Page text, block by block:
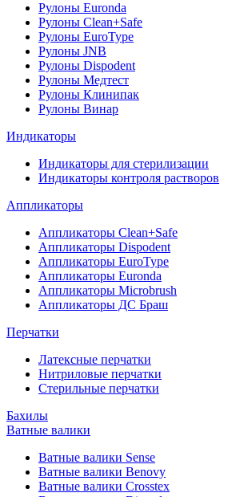
Рулоны Euronda
Рулоны Clean+Safe
Рулоны EuroType
Рулоны JNB
Рулоны Dispodent
Рулоны Медтест
Рулоны Клинипак
Рулоны Винар
Индикаторы
Индикаторы для стерилизации
Индикаторы контроля растворов
Аппликаторы
Аппликаторы Clean+Safe
Аппликаторы Dispodent
Аппликаторы EuroType
Аппликаторы Euronda
Аппликаторы Microbrush
Аппликаторы ДС Браш
Перчатки
Латексные перчатки
Нитриловые перчатки
Стерильные перчатки
Бахилы
Ватные валики
Ватные валики Sense
Ватные валики Benovy
Ватные валики Crosstex